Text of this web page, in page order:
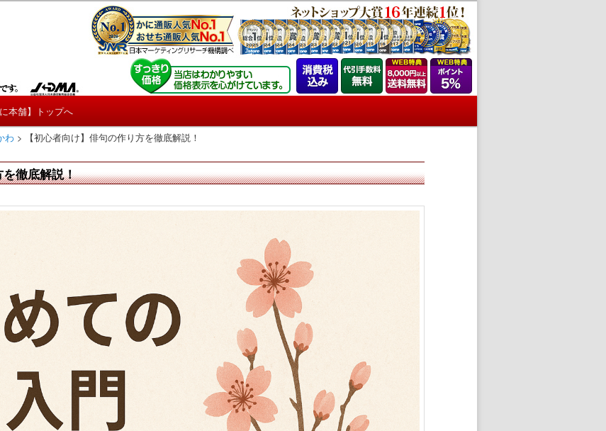
じょー！】
興味深い記事をお届けします。
本舗】トップへ
わ> 【初心者向け】俳句の作り方を徹底解説！
徹底解説！